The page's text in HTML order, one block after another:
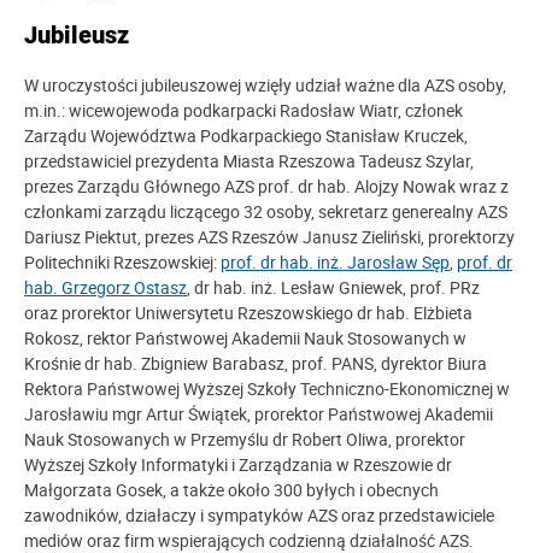
Jubileusz
W uroczystości jubileuszowej wzięły udział ważne dla AZS osoby,
m.in.: wicewojewoda podkarpacki Radosław Wiatr, członek
Zarządu Województwa Podkarpackiego Stanisław Kruczek,
przedstawiciel prezydenta Miasta Rzeszowa Tadeusz Szylar,
prezes Zarządu Głównego AZS prof. dr hab. Alojzy Nowak wraz z
członkami zarządu liczącego 32 osoby, sekretarz generealny AZS
Dariusz Piektut, prezes AZS Rzeszów Janusz Zieliński, prorektorzy
Politechniki Rzeszowskiej: prof. dr hab. inż. Jarosław Sęp, prof. dr
hab. Grzegorz Ostasz, dr hab. inż. Lesław Gniewek, prof. PRz
oraz prorektor Uniwersytetu Rzeszowskiego dr hab. Elżbieta
Rokosz, rektor Państwowej Akademii Nauk Stosowanych w
Krośnie dr hab. Zbigniew Barabasz, prof. PANS, dyrektor Biura
Rektora Państwowej Wyższej Szkoły Techniczno-Ekonomicznej w
Jarosławiu mgr Artur Świątek, prorektor Państwowej Akademii
Nauk Stosowanych w Przemyślu dr Robert Oliwa, prorektor
Wyższej Szkoły Informatyki i Zarządzania w Rzeszowie dr
Małgorzata Gosek, a także około 300 byłych i obecnych
zawodników, działaczy i sympatyków AZS oraz przedstawiciele
mediów oraz firm wspierających codzienną działalność AZS.